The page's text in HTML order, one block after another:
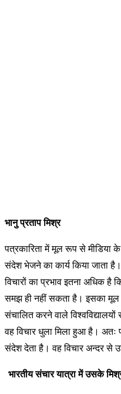
भानु प्रताप मिश्र
पत्रकारिता में मूल रूप से मीडिया
संदेश भेजने का कार्य किया जाता है।
विचारों का प्रभाव इतना अधिक
समझ ही नहीं सकता है। इसका मूल
संचालित करने वाले
वह विचार धुला मिला हुआ है।
संदेश देता है। वह विचार अन्दर से
भारतीय संचार यात्रा में उसके